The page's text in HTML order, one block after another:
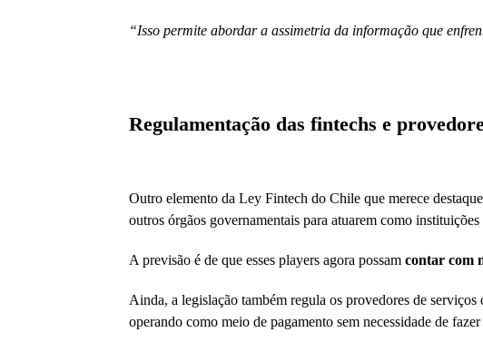
“Isso permite abordar a assimetria da informação que
Regulamentação das fintechs e
Outro elemento da Ley Fintech do Chile que merece
outros órgãos governamentais para atuarem como
A previsão é de que esses players agora possamcontar com
Ainda, a legislação também regula os provedores de serviços
operando como meio de pagamento sem necessidade de